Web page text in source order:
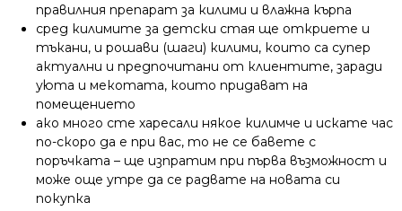
правилния препарат за килими и влажна кърпа
сред килимите за детски стая ще откриете и
тъкани, и рошави (шаги) килими, които са супер
актуални и предпочитани от клиентите, заради
уюта и мекотата, които придават на
помещението
ако много сте харесали някое килимче и искате час
по-скоро да е при вас, то не се бавете с
поръчката – ще изпратим при първа възможност и
може още утре да се радвате на новата си
покупка